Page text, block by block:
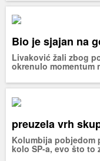
Bio je sjajan na
Livaković žali zbog
okrenulo momentum
preuzela vrh
Kolumbija pobjedom
kolo SP-a, evo što to